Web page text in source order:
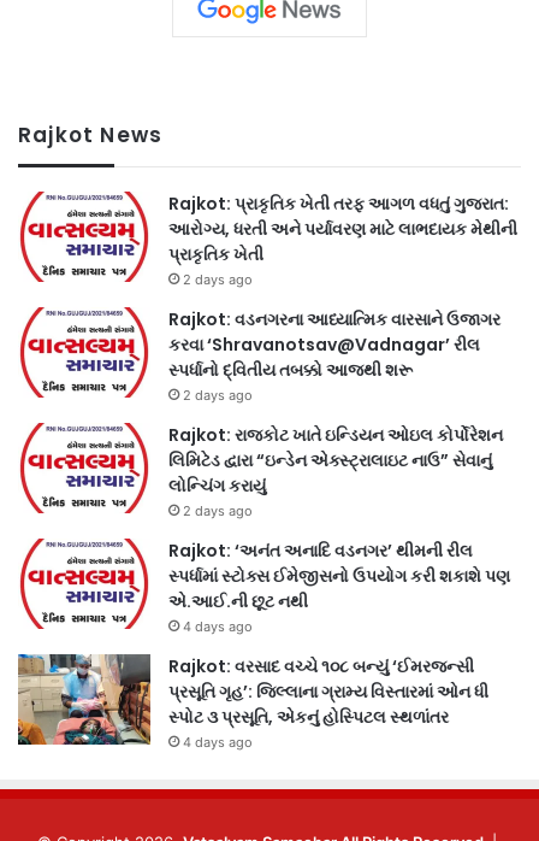
Rajkot News
Rajkot: પ્રાકૃતિક ખેતી તરફ આગળ વધતું ગુજરાત:
આરોગ્ય, ધરતી અને પર્યાવરણ માટે લાભદાયક મેથીની
પ્રાકૃતિક ખેતી
2 days ago
Rajkot: વડનગરના આધ્યાત્મિક વારસાને ઉજાગર
કરવા ‘Shravanotsav@Vadnagar’ રીલ
સ્પર્ધાનો દ્વિતીય તબક્કો આજથી શરૂ
2 days ago
Rajkot: રાજકોટ ખાતે ઇન્ડિયન ઓઇલ કોર્પોરેશન
લિમિટેડ દ્વારા “ઇન્ડેન એક્સ્ટ્રાલાઇટ નાઉ” સેવાનું
લોન્ચિંગ કરાયું
2 days ago
Rajkot: ‘અનંત અનાદિ વડનગર’ થીમની રીલ
સ્પર્ધામાં સ્ટોક્સ ઈમેજીસનો ઉપયોગ કરી શકાશે પણ
એ.આઈ.ની છૂટ નથી
4 days ago
Rajkot: વરસાદ વચ્ચે ૧૦૮ બન્યું ‘ઈમરજન્સી
પ્રસૂતિ ગૃહ’: જિલ્લાના ગ્રામ્ય વિસ્તારમાં ઓન ધી
સ્પોટ ૩ પ્રસૂતિ, એકનું હોસ્પિટલ સ્થળાંતર
4 days ago